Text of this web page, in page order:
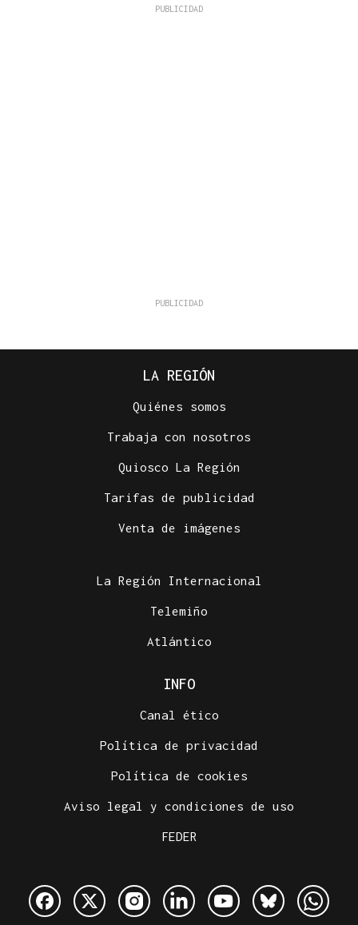
LA REGIÓN
Quiénes somos
Trabaja con nosotros
Quiosco La Región
Tarifas de publicidad
Venta de imágenes
La Región Internacional
Telemiño
Atlántico
INFO
Canal ético
Política de privacidad
Política de cookies
Aviso legal y condiciones de uso
FEDER